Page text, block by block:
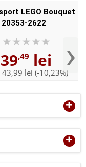
+
+
LEGO Bouquet
20353-2622
39,49 lei
43,99 lei (-10,23%)›